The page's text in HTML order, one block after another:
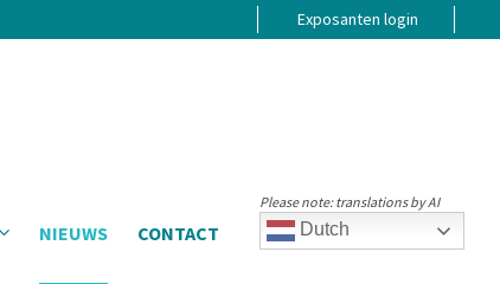
Exposanten login
NIEUWS CONTACT Dutch
Please note: translations by AI